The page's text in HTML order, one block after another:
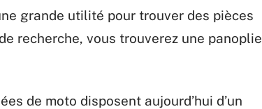
grande utilité pour trouver des pièces
recherche, vous trouverez une panoplie
de moto disposent aujourd’hui d’un